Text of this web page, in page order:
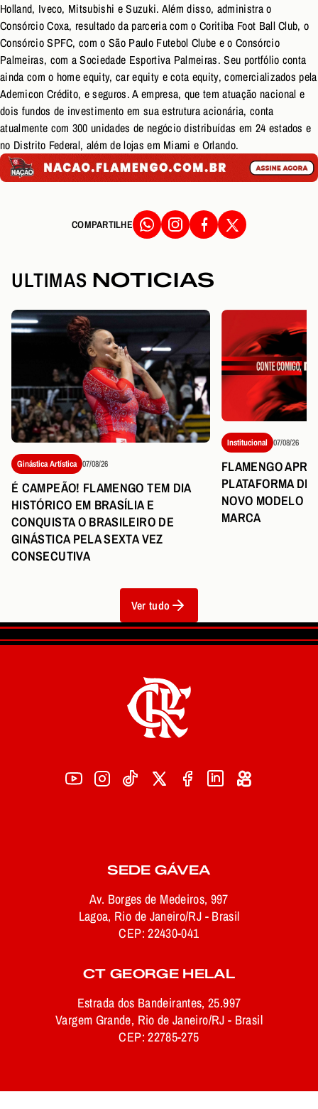
Holland, Iveco, Mitsubishi e Suzuki. Além disso, administra o
Consórcio Coxa, resultado da parceria com o Coritiba Foot Ball Club, o
Consórcio SPFC, com o São Paulo Futebol Clube e o Consórcio
Palmeiras, com a Sociedade Esportiva Palmeiras. Seu portfólio conta
ainda com o home equity, car equity e cota equity, comercializados pela
Ademicon Crédito, e seguros. A empresa, que tem atuação nacional e
dois fundos de investimento em sua estrutura acionária, conta
atualmente com 300 unidades de negócio distribuídas em 24 estados e
no Distrito Federal, além de lojas em Miami e Orlando.
COMPARTILHE
ULTIMAS NOTICIAS
Ginástica Artística 07/08/26
É CAMPEÃO! FLAMENGO TEM DIA
HISTÓRICO EM BRASÍLIA E
CONQUISTA O BRASILEIRO DE
GINÁSTICA PELA SEXTA VEZ
CONSECUTIVA
Institucional 07/08/26
FLAMENGO
PLATAFORMA
NOVO MODELO
MARCA
Ver tudo
SEDE GÁVEA
Av. Borges de Medeiros, 997
Lagoa, Rio de Janeiro/RJ - Brasil
CEP: 22430-041
CT GEORGE HELAL
Estrada dos Bandeirantes, 25.997
Vargem Grande, Rio de Janeiro/RJ - Brasil
CEP: 22785-275